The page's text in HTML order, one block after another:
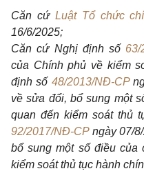
Căn cứ Luật Tổ chức
16/6/2025;
Căn cứ Nghị định số 63/
của Chính phủ về kiểm
định số 48/2013/NĐ-CP
về sửa đổi, bổ sung một
quan đến kiểm soát thủ
92/2017/NĐ-CPngày 07/
bổ sung một số điều của
kiểm soát thủ tục hành